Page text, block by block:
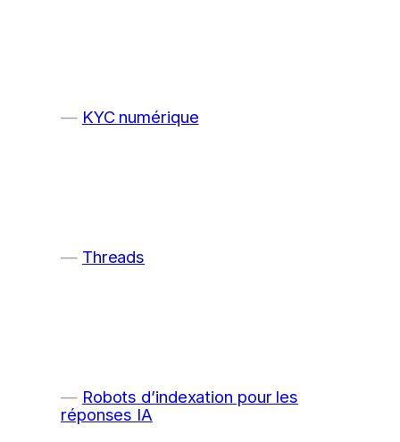
KYC numérique
Threads
Robots d’indexation pour les
réponses IA